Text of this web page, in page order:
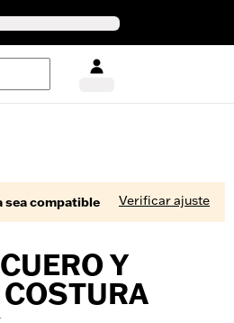
sea compatible Verificar ajuste
Y